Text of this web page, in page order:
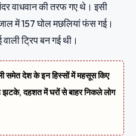
वाधवान की तरफ गए थे। इसी
में 157 घोल मछलियां फंस गई।
ट्रिप बन गई थी।
समेत देश के इन हिस्सों में महसूस किए
दहशत में घरों से बाहर निकले लोग